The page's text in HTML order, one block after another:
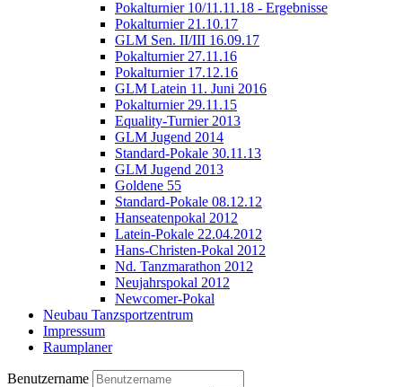
Pokalturnier 10/11.11.18 - Ergebnisse
Pokalturnier 21.10.17
GLM Sen. II/III 16.09.17
Pokalturnier 27.11.16
Pokalturnier 17.12.16
GLM Latein 11. Juni 2016
Pokalturnier 29.11.15
Equality-Turnier 2013
GLM Jugend 2014
Standard-Pokale 30.11.13
GLM Jugend 2013
Goldene 55
Standard-Pokale 08.12.12
Hanseatenpokal 2012
Latein-Pokale 22.04.2012
Hans-Christen-Pokal 2012
Nd. Tanzmarathon 2012
Neujahrspokal 2012
Newcomer-Pokal
Neubau Tanzsportzentrum
Impressum
Raumplaner
Benutzername